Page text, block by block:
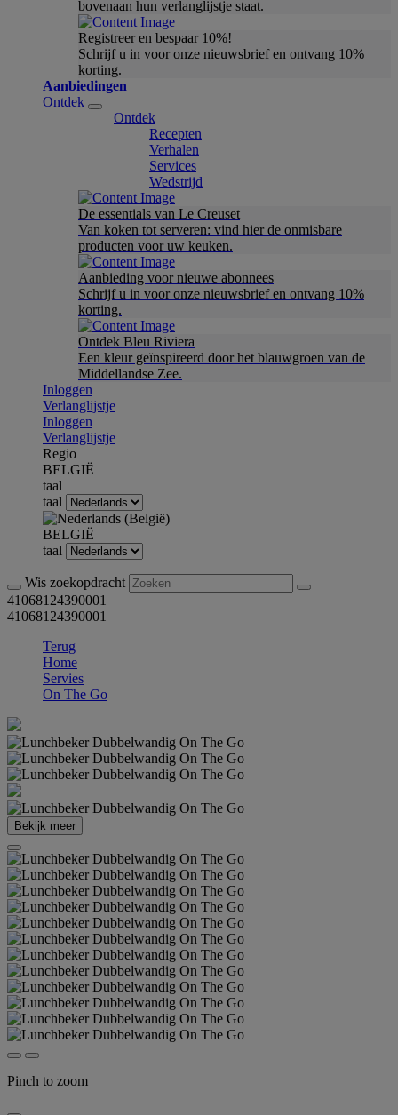
bovenaan hun verlanglijstje staat.
Registreer en bespaar 10%!
Schrijf u in voor onze nieuwsbrief en ontvang 10%
korting.
Aanbiedingen
Ontdek
Ontdek
Recepten
Verhalen
Services
Wedstrijd
De essentials van Le Creuset
Van koken tot serveren: vind hier de onmisbare
producten voor uw keuken.
Aanbieding voor nieuwe abonnees
Schrijf u in voor onze nieuwsbrief en ontvang 10%
korting.
Ontdek Bleu Riviera
Een kleur geïnspireerd door het blauwgroen van de
Middellandse Zee.
Inloggen
Verlanglijstje
Inloggen
Verlanglijstje
Regio
BELGIË
taal
taal
BELGIË
taal
Wis zoekopdracht
41068124390001
41068124390001
Terug
Home
Servies
On The Go
Bekijk meer
Pinch to zoom